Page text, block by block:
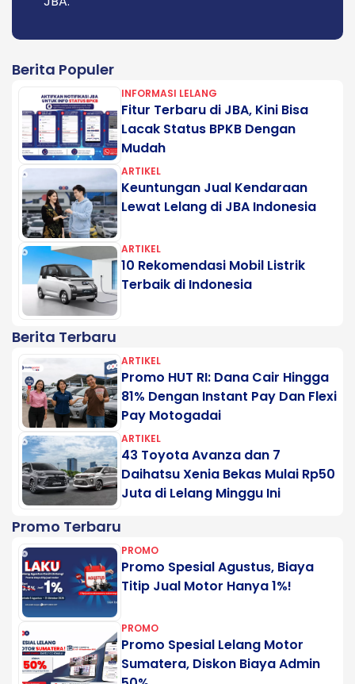
Berita Populer
INFORMASI LELANG
Fitur Terbaru di JBA, Kini Bisa
Lacak Status BPKB Dengan
Mudah
ARTIKEL
Keuntungan Jual Kendaraan
Lewat Lelang di JBA Indonesia
ARTIKEL
10 Rekomendasi Mobil Listrik
Terbaik di Indonesia
Berita Terbaru
ARTIKEL
Promo HUT RI: Dana Cair Hingga
81% Dengan Instant Pay Dan Flexi
Pay Motogadai
ARTIKEL
43 Toyota Avanza dan 7
Daihatsu Xenia Bekas Mulai Rp50
Juta di Lelang Minggu Ini
Promo Terbaru
PROMO
Promo Spesial Agustus, Biaya
Titip Jual Motor Hanya 1%!
PROMO
Promo Spesial Lelang Motor
Sumatera, Diskon Biaya Admin